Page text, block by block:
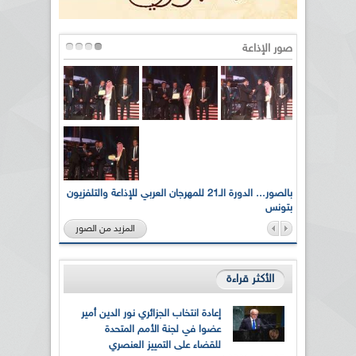
صور الإذاعة
بالصور... الدورة الـ21 للمهرجان العربي للإذاعة والتلفزيون
بتونس
المزيد من الصور
الأكثر قراءة
إعادة انتخاب الجزائري نور الدين أمير
عضوا في لجنة الأمم المتحدة
للقضاء على التمييز العنصري